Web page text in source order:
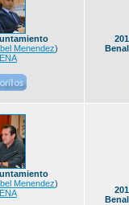
Menendez)
Menendez)